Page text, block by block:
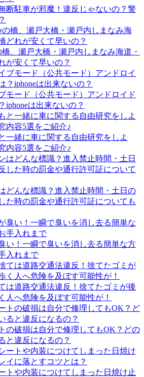
断駐車が邪魔！違反じゃないの？警
、瀬戸大橋・瀬戸内しまなみ海道・
が安くて早いの？
モード（公共モード）アンドロイド
iphoneは出来ないの？
一緒に車に関する自由研究をしよ
内容5選をご紹介♪
どんな標識？進入禁止時間・土日の
た時の罰金や通行許可証についても
い！一瞬で臭いを消し去る簡単な方
入れまで
は道路交通法違反！捨てたゴミが後
人へ危険を及ぼす可能性が！
の破損は自分で修理してもOK？どの
と違反になるの？
トや内装につけてしまった日焼け止